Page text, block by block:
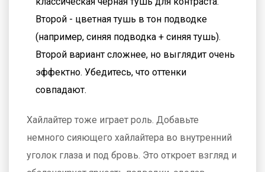
Второй - цветная тушь в тон подводке
(например, синяя подводка + синяя тушь).
Второй вариант сложнее, но выглядит очень
эффектно. Убедитесь, что оттенки
совпадают.
Хайлайтер тоже играет роль. Добавьте
немного сияющего хайлайтера во внутренний
уголок глаза и под бровь. Это откроет взгляд и